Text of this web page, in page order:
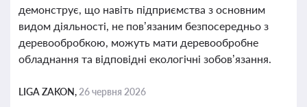
демонструє, що навіть підприємства з основним
видом діяльності, не пов’язаним безпосередньо з
деревообробкою, можуть мати деревообробне
обладнання та відповідні екологічні зобов’язання.
LIGA ZAKON, 26 червня 2026